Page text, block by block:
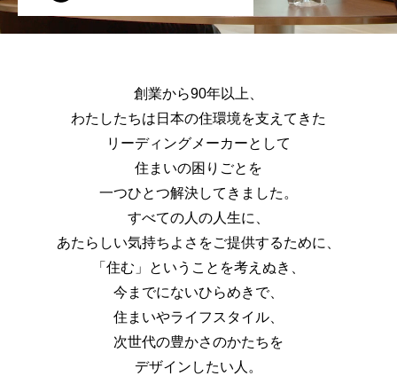
創業から90年以上、
わたしたちは日本の住環境を支えてきた
リーディングメーカーとして
住まいの困りごとを
一つひとつ解決してきました。
すべての人の人生に、
あたらしい気持ちよさをご提供するために、
「住む」ということを考えぬき、
今までにないひらめきで、
住まいやライフスタイル、
次世代の豊かさのかたちを
デザインしたい人。